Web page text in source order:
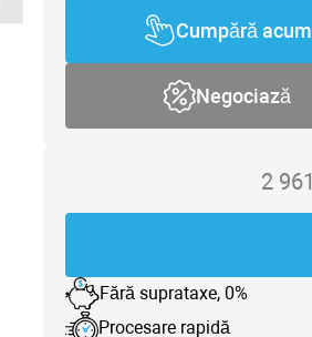
Cumpără acum
Negociază
2 961
Fără suprataxe, 0%
Procesare rapidă